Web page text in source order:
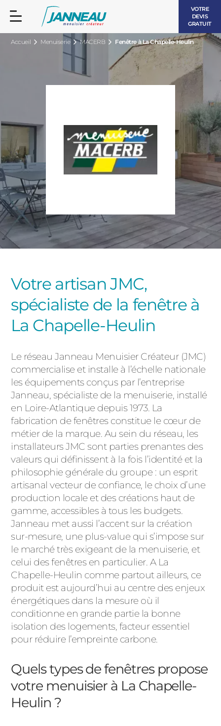
VOTRE
DEVIS
GRATUIT
Accueil Menuiserie MACERB Fenêtre à La Chapelle-Heulin
Votre artisan JMC,
spécialiste de la fenêtre à
La Chapelle-Heulin
Le réseau Janneau Menuisier Créateur (JMC)
commercialise et installe à l’échelle nationale
les équipements conçus par l’entreprise
Janneau, spécialiste de la menuiserie, installé
en Loire-Atlantique depuis 1973. La
fabrication de fenêtres constitue le cœur de
métier de la marque. Au sein du réseau, les
installateurs JMC sont parties prenantes des
valeurs qui définissent à la fois l’identité et la
philosophie générale du groupe : un esprit
artisanal vecteur de confiance, le choix d’une
production locale et des créations haut de
gamme, accessibles à tous les budgets.
Janneau met aussi l’accent sur la création
sur-mesure, une plus-value qui s’impose sur
le marché très exigeant de la menuiserie, et
celui des fenêtres en particulier. A La
Chapelle-Heulin comme partout ailleurs, ce
produit est aujourd’hui au centre des enjeux
énergétiques dans la mesure où il
conditionne en grande partie la bonne
isolation des logements, facteur essentiel
pour réduire l’empreinte carbone.
Quels types de fenêtres propose
votre menuisier à La Chapelle-
Heulin ?
BOIS
ALUMINIUM
ACIER
BAIES VITRÉES
PORTES D’ENTRÉELES INTEMPORELLES
VOLETS ROULANTS
PERGOLAS
PORTAILS ET PORTILLONS
CLÔTURES